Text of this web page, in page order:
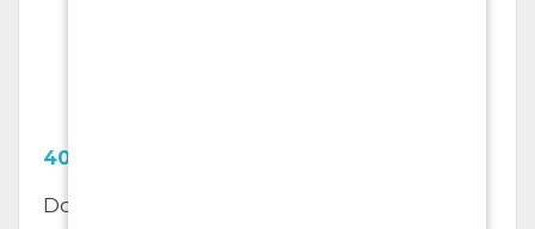
402.93
Dopisní obálky C 6, bílé, samolepící